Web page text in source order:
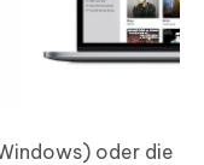
oder die